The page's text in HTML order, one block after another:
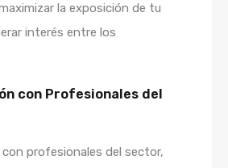
la exposición de tu
interés entre los
con Profesionales del
profesionales del sector,